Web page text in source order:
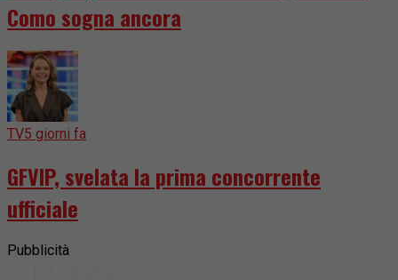
Como sogna ancora
TV5 giorni fa
GFVIP, svelata la prima concorrente
ufficiale
Pubblicità